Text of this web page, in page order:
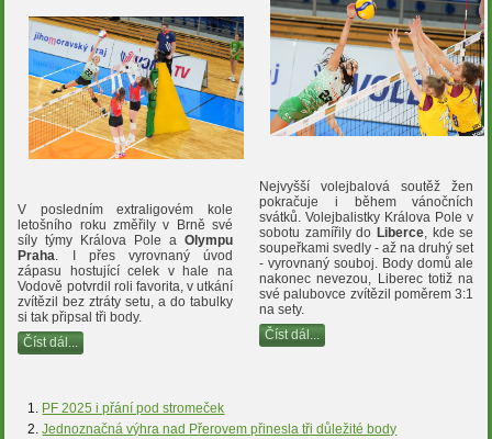
V posledním extraligovém kole
letošního roku změřily v Brně své
síly týmy Králova Pole a Olympu
Praha. I přes vyrovnaný úvod
zápasu hostující celek v hale na
Vodově potvrdil roli favorita, v utkání
zvítězil bez ztráty setu, a do tabulky
si tak připsal tři body.
Číst dál...
Nejvyšší volejbalová soutěž žen
pokračuje i během vánočních
svátků. Volejbalistky Králova Pole v
sobotu zamířily do Liberce, kde se
soupeřkami svedly - až na druhý set
- vyrovnaný souboj. Body domů ale
nakonec nevezou, Liberec totiž na
své palubovce zvítězil poměrem 3:1
na sety.
Číst dál...
PF 2025 i přání pod stromeček
Jednoznačná výhra nad Přerovem přinesla tři důležité body